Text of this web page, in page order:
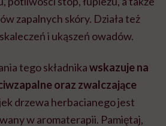
zapalnych skóry. Działa też
i ukąszeń owadów.
tego składnikawskazuje na
oraz zwalczające
drzewa herbacianego jest
w aromaterapii. Pamiętaj,